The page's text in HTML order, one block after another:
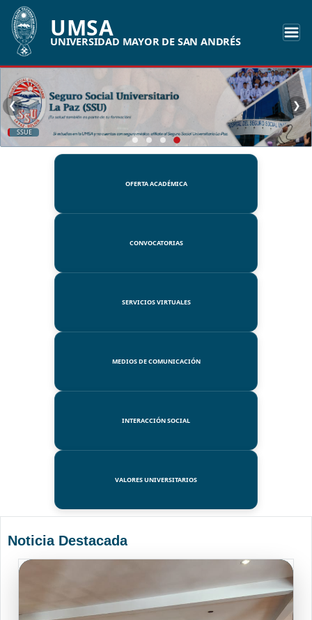
UMSA
UNIVERSIDAD MAYOR DE SAN ANDRÉS
SSUE
❮ ❯
OFERTA ACADÉMICA
CONVOCATORIAS
SERVICIOS VIRTUALES
MEDIOS DE COMUNICACIÓN
INTERACCIÓN SOCIAL
VALORES UNIVERSITARIOS
Noticia Destacada